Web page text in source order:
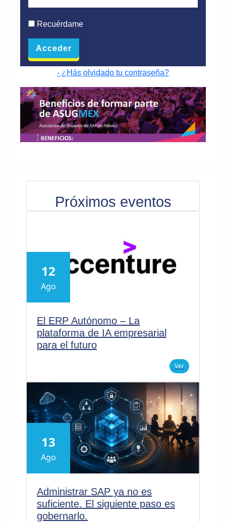
Recuérdame
- ¿Hás olvidado tu contraseña?
Próximos eventos
12
Ago
El ERP Autónomo – La
plataforma de IA empresarial
para el futuro
Ver
13
Ago
Administrar SAP ya no es
suficiente. El siguiente paso es
gobernarlo.